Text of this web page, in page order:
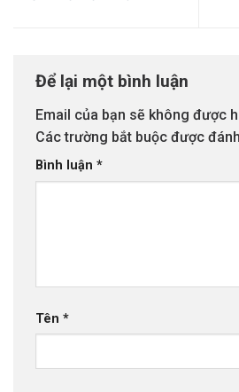
Để lại một bình luận
Email của bạn sẽ không được
Các trường bắt buộc được
Bình luận *
Tên *